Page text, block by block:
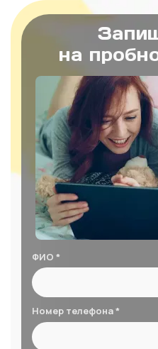
на
ФИО *
Номер телефона *